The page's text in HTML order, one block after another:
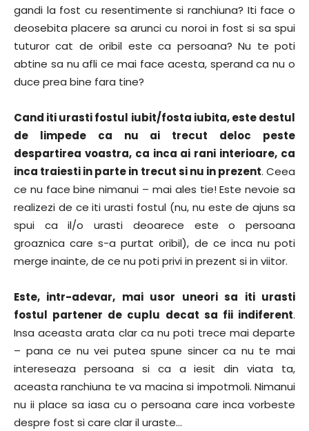
gandi la fost cu resentimente si ranchiuna? Iti face o
deosebita placere sa arunci cu noroi in fost si sa spui
tuturor cat de oribil este ca persoana? Nu te poti
abtine sa nu afli ce mai face acesta, sperand ca nu o
duce prea bine fara tine?
Cand iti urasti fostul iubit/fosta iubita, este destul
de limpede ca nu ai trecut deloc peste
despartirea voastra, ca inca ai rani interioare, ca
inca traiesti in parte in trecut si nu in prezent. Ceea
ce nu face bine nimanui – mai ales tie! Este nevoie sa
realizezi de ce iti urasti fostul (nu, nu este de ajuns sa
spui ca il/o urasti deoarece este o persoana
groaznica care s-a purtat oribil), de ce inca nu poti
merge inainte, de ce nu poti privi in prezent si in viitor.
Este, intr-adevar, mai usor uneori sa iti urasti
fostul partener de cuplu decat sa fii indiferent.
Insa aceasta arata clar ca nu poti trece mai departe
– pana ce nu vei putea spune sincer ca nu te mai
intereseaza persoana si ca a iesit din viata ta,
aceasta ranchiuna te va macina si impotmoli. Nimanui
nu ii place sa iasa cu o persoana care inca vorbeste
despre fost si care clar il uraste…